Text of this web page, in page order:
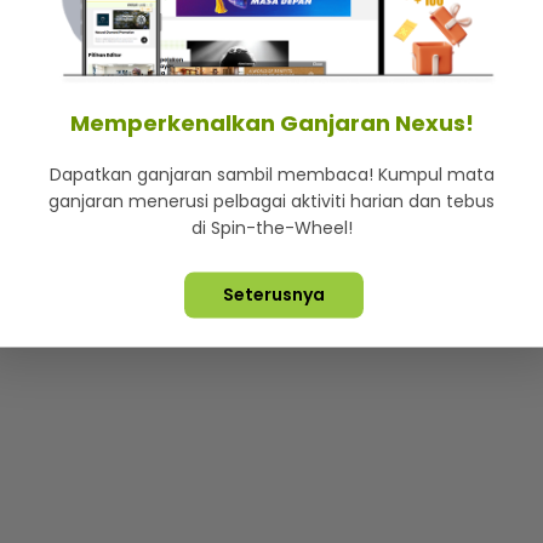
Lebih hot, viral dan sensasi
Terpelihara © 2026. Star Media Group Berhad [197101000523
Memperkenalkan Ganjaran Nexus!
Dapatkan ganjaran sambil membaca! Kumpul mata
ganjaran menerusi pelbagai aktiviti harian dan tebus
di Spin-the-Wheel!
Seterusnya